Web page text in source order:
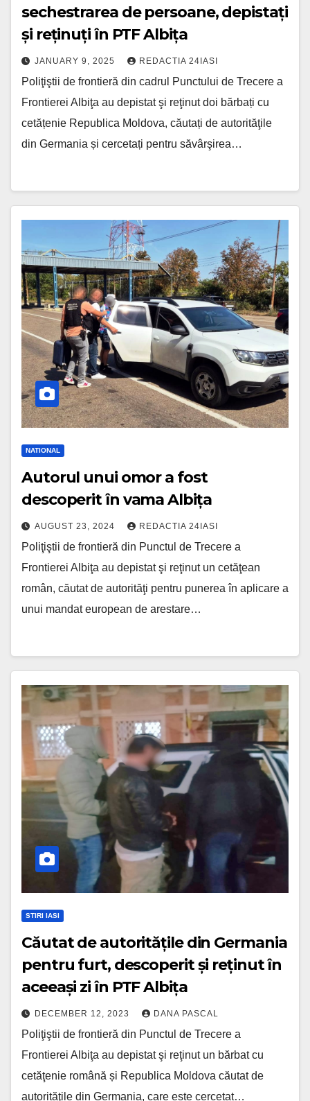
sechestrarea de persoane, depistați
și reținuți în PTF Albița
JANUARY 9, 2025 REDACTIA 24IASI
Poliţiştii de frontieră din cadrul Punctului de Trecere a
Frontierei Albiţa au depistat şi reţinut doi bărbați cu
cetățenie Republica Moldova, căutați de autorităţile
din Germania și cercetați pentru săvârşirea…
NATIONAL
Autorul unui omor a fost
descoperit în vama Albița
AUGUST 23, 2024 REDACTIA 24IASI
Poliţiştii de frontieră din Punctul de Trecere a
Frontierei Albiţa au depistat şi reţinut un cetăţean
român, căutat de autorităţi pentru punerea în aplicare a
unui mandat european de arestare…
STIRI IASI
Căutat de autoritățile din Germania
pentru furt, descoperit și reținut în
aceeași zi în PTF Albița
DECEMBER 12, 2023 DANA PASCAL
Poliţiştii de frontieră din Punctul de Trecere a
Frontierei Albiţa au depistat şi reţinut un bărbat cu
cetăţenie română și Republica Moldova căutat de
autorităţile din Germania, care este cercetat…